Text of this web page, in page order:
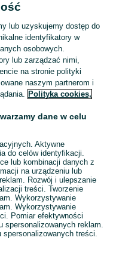
Zobacz
lub uzyskujemy dostęp do
identyfikatory w
osobowych.
lub zarządzać nimi,
na stronie polityki
naszym partnerom i
Polityka cookies,
dane w celu
Aktywne
do celów identyfikacji.
lub kombinacji danych z
na urządzeniu lub
Rozwój i ulepszanie
treści. Tworzenie
Wykorzystywanie
Wykorzystywanie
Pomiar efektywności
spersonalizowanych reklam.
treści.